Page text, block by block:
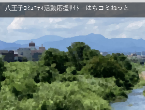
八王子ｺﾐｭﾆﾃｨ活動応援ｻｲﾄ はちコミねっと